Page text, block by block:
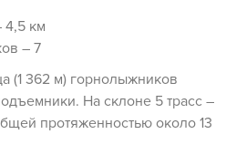
4,5 км
– 7
(1 362 м) горнолыжников
На склоне 5 трасс –
протяженностью около 13